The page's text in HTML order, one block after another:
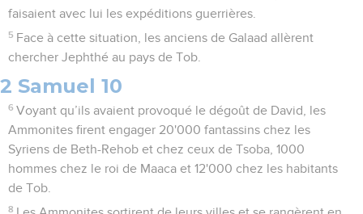
faisaient avec lui les expéditions guerrières.
5 Face à cette situation, les anciens de Galaad allèrent
chercher Jephthé au pays de Tob.
2 Samuel 10
6 Voyant qu’ils avaient provoqué le dégoût de David, les
Ammonites firent engager 20'000 fantassins chez les
Syriens de Beth-Rehob et chez ceux de Tsoba, 1000
hommes chez le roi de Maaca et 12'000 chez les habitants
de Tob.
8